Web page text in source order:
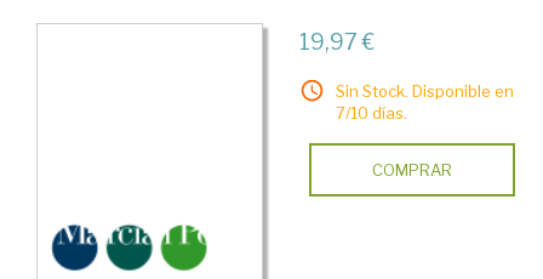
19,97 €
Sin Stock. Disponible en
7/10 días.
COMPRAR